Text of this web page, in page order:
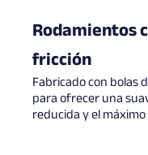
Rodamientos
fricción
Fabricado con bolas
para ofrecer una
reducida y el